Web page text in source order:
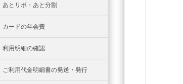
あとリボ・あと分割
カードの年会費
利用明細の確認
ご利用代金明細書の発送・発行